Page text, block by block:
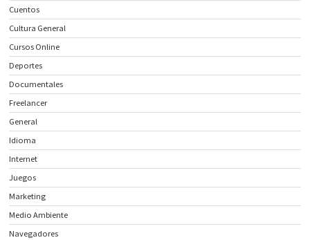
Cuentos
Cultura General
Cursos Online
Deportes
Documentales
Freelancer
General
Idioma
Internet
Juegos
Marketing
Medio Ambiente
Navegadores